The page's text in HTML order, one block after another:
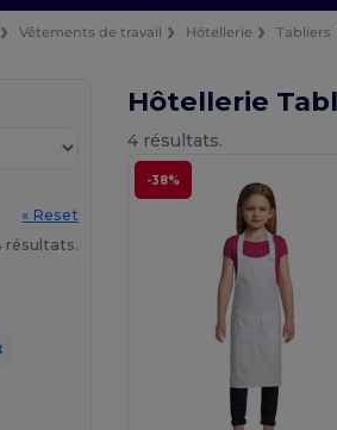
Vêtements de travail Hôtellerie Tabliers
« Reset
résultats.
Hôtellerie
4 résultats.
-38%